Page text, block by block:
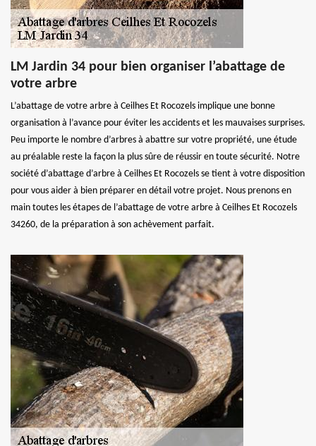
LM Jardin 34 pour bien organiser l’abattage de
votre arbre
L’abattage de votre arbre à Ceilhes Et Rocozels implique une bonne
organisation à l’avance pour éviter les accidents et les mauvaises surprises.
Peu importe le nombre d’arbres à abattre sur votre propriété, une étude
au préalable reste la façon la plus sûre de réussir en toute sécurité. Notre
société d’abattage d’arbre à Ceilhes Et Rocozels se tient à votre disposition
pour vous aider à bien préparer en détail votre projet. Nous prenons en
main toutes les étapes de l’abattage de votre arbre à Ceilhes Et Rocozels
34260, de la préparation à son achèvement parfait.